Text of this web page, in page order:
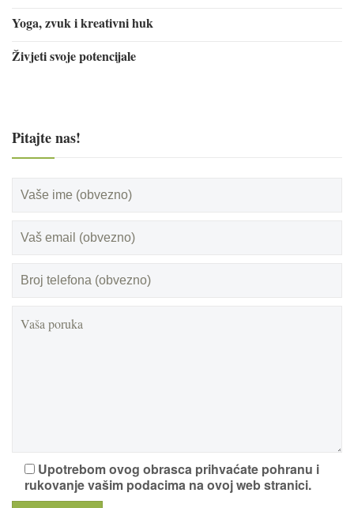
Yoga, zvuk i kreativni huk
Živjeti svoje potencijale
Pitajte nas!
Upotrebom ovog obrasca prihvaćate pohranu i
rukovanje vašim podacima na ovoj web stranici.